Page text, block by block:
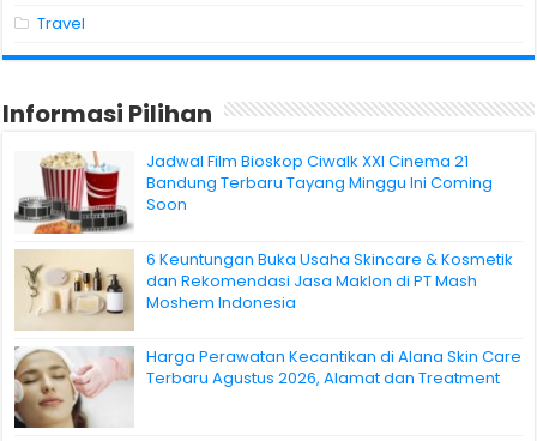
Travel
Informasi Pilihan
Jadwal Film Bioskop Ciwalk XXI Cinema 21
Bandung Terbaru Tayang Minggu Ini Coming
Soon
6 Keuntungan Buka Usaha Skincare & Kosmetik
dan Rekomendasi Jasa Maklon di PT Mash
Moshem Indonesia
Harga Perawatan Kecantikan di Alana Skin Care
Terbaru Agustus 2026, Alamat dan Treatment